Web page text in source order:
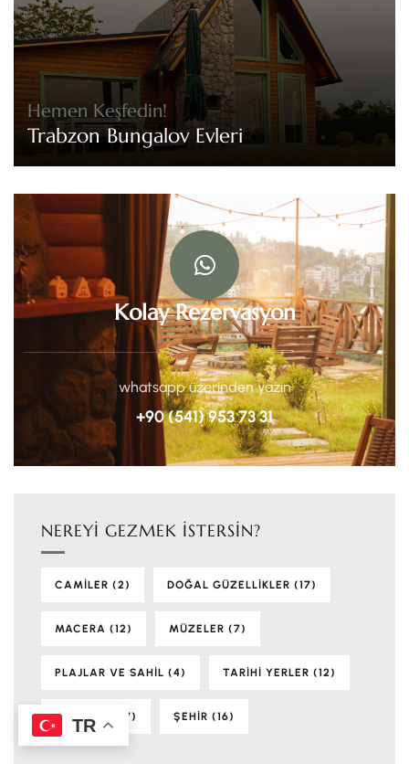
Hemen Keşfedin!
Trabzon Bungalov Evleri
Kolay Rezervasyon
whatsapp üzerinden yazın
+90 (541) 953 73 31
NEREYI GEZMEK İSTERSIN?
CAMILER (2) DOĞAL GÜZELLIKLER (17)
MACERA (12) MÜZELER (7)
PLAJLAR VE SAHIL (4) TARIHI YERLER (12)
YAYLALAR (7) ŞEHIR (16)
TR